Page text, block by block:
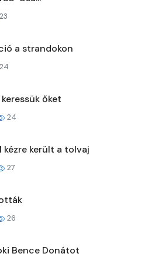
23
a strandokon
24
őket
24
kézre került a tolvaj
27
26
Bence Donátot